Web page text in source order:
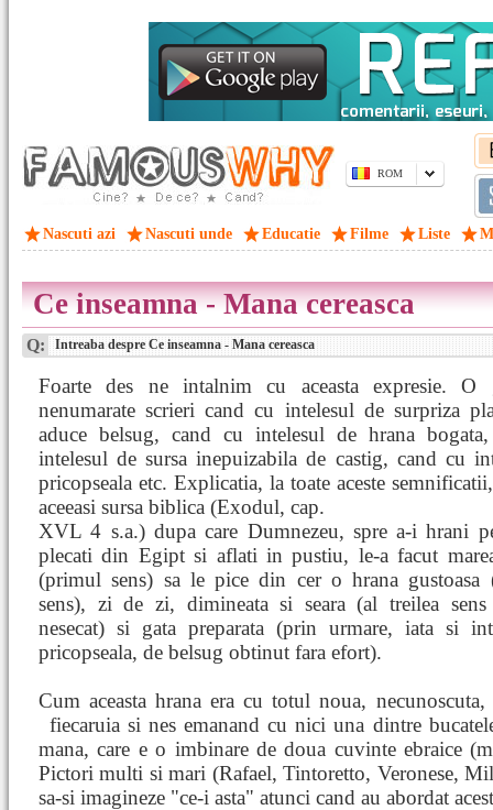
ROM
Nascuti azi Nascuti unde Educatie Filme Liste
Ce inseamna - Mana cereasca
Q: Intreaba despre Ce inseamna - Mana cereasca
Foarte des ne intalnim cu aceasta expresie. O
nenumarate scrieri cand cu intelesul de surpriza
aduce belsug, cand cu intelesul de hrana
intelesul de sursa inepuizabila de castig, cand cu
pricopseala etc. Explicatia, la toate aceste
aceeasi sursa biblica (Exodul, cap.
XVL 4 s.a.) dupa care Dumnezeu, spre a-i hrani
plecati din Egipt si aflati in pustiu, le-a facut
(primul sens) sa le pice din cer o hrana gustoasa
sens), zi de zi, dimineata si seara (al treilea
nesecat) si gata preparata (prin urmare, iata si
pricopseala, de belsug obtinut fara efort).
Cum aceasta hrana era cu totul noua,
fiecaruia si nesemanand cu nici una dintre
mana, care e o imbinare de doua cuvinte ebraice
Pictori multi si mari (Rafael, Tintoretto, Veronese,
sa-si imagineze "ce-i asta" atunci cand au abordat